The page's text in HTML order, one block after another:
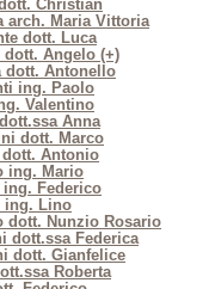
Christian
arch. Maria Vittoria
dott. Luca
dott. Angelo (+)
dott. Antonello
ing. Paolo
Valentino
Anna
dott. Marco
Antonio
ing. Mario
Federico
ing. Lino
dott. Nunzio Rosario
dott.ssa Federica
dott. Gianfelice
Roberta